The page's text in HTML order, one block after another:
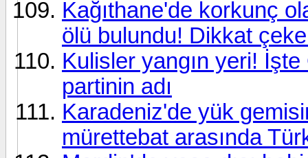
Kağıthane'de korkunç
ölü bulundu! Dikkat
Kulisler yangın yeri!
partinin adı
Karadeniz'de yük
mürettebat arasında